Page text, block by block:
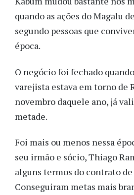
quando as ações do Magalu
segundo pessoas que
época.
O negócio foi fechado
varejista estava em torno de
novembro daquele ano, já
metade.
Foi mais ou menos nessa
seu irmão e sócio, Thiago
alguns termos do contrato de
Conseguiram metas mais